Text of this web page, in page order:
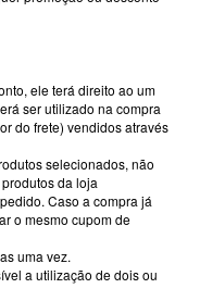
ele terá direito ao um
ser utilizado na compra
do frete) vendidos através
selecionados, não
da loja
Caso a compra já
o mesmo cupom de
uma vez.
a utilização de dois ou